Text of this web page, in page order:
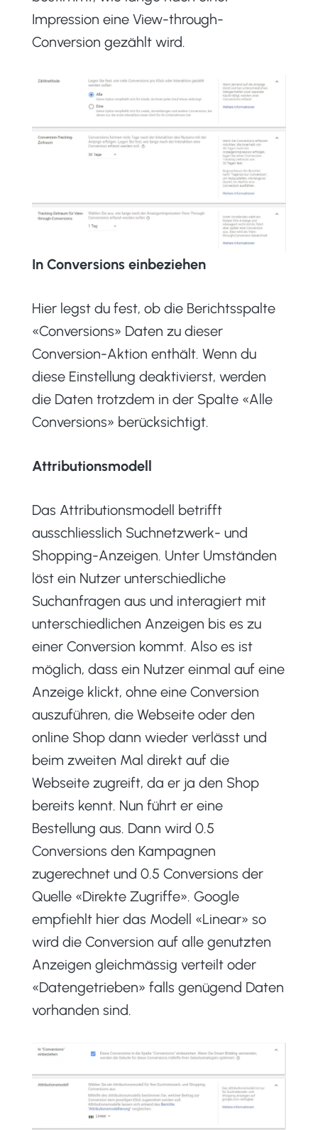
Impression eine View-through-
Conversion gezählt wird.
In Conversions einbeziehen
Hier legst du fest, ob die Berichtsspalte
«Conversions» Daten zu dieser
Conversion-Aktion enthält. Wenn du
diese Einstellung deaktivierst, werden
die Daten trotzdem in der Spalte «Alle
Conversions» berücksichtigt.
Attributionsmodell
Das Attributionsmodell betrifft
ausschliesslich Suchnetzwerk- und
Shopping-Anzeigen. Unter Umständen
löst ein Nutzer unterschiedliche
Suchanfragen aus und interagiert mit
unterschiedlichen Anzeigen bis es zu
einer Conversion kommt. Also es ist
möglich, dass ein Nutzer einmal auf eine
Anzeige klickt, ohne eine Conversion
auszuführen, die Webseite oder den
online Shop dann wieder verlässt und
beim zweiten Mal direkt auf die
Webseite zugreift, da er ja den Shop
bereits kennt. Nun führt er eine
Bestellung aus. Dann wird 0.5
Conversions den Kampagnen
zugerechnet und 0.5 Conversions der
Quelle «Direkte Zugriffe». Google
empfiehlt hier das Modell «Linear» so
wird die Conversion auf alle genutzten
Anzeigen gleichmässig verteilt oder
«Datengetrieben» falls genügend Daten
vorhanden sind.